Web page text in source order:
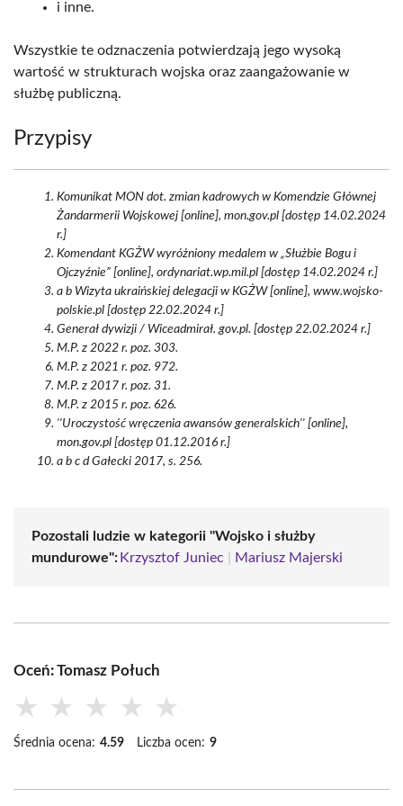
i inne.
Wszystkie te odznaczenia potwierdzają jego wysoką
wartość w strukturach wojska oraz zaangażowanie w
służbę publiczną.
Przypisy
Komunikat MON dot. zmian kadrowych w Komendzie Głównej
Żandarmerii Wojskowej [online], mon.gov.pl [dostęp 14.02.2024
r.]
Komendant KGŻW wyróżniony medalem w „Służbie Bogu i
Ojczyźnie” [online], ordynariat.wp.mil.pl [dostęp 14.02.2024 r.]
a b Wizyta ukraińskiej delegacji w KGŻW [online], www.wojsko-
polskie.pl [dostęp 22.02.2024 r.]
Generał dywizji / Wiceadmirał. gov.pl. [dostęp 22.02.2024 r.]
M.P. z 2022 r. poz. 303.
M.P. z 2021 r. poz. 972.
M.P. z 2017 r. poz. 31.
M.P. z 2015 r. poz. 626.
''Uroczystość wręczenia awansów generalskich'' [online],
mon.gov.pl [dostęp 01.12.2016 r.]
a b c d Gałecki 2017, s. 256.
Pozostali ludzie w kategorii "Wojsko i służby
mundurowe": Krzysztof Juniec Mariusz Majerski
Oceń: Tomasz Połuch
★ ★ ★ ★ ★
Średnia ocena: 4.59 Liczba ocen: 9